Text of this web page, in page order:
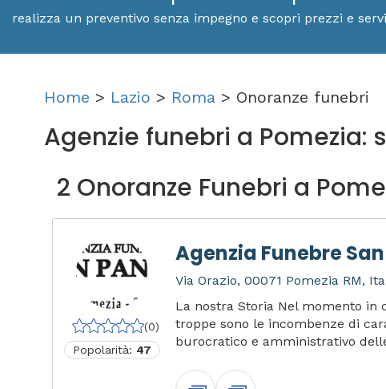
realizza un preventivo senza impegno e scopri prezzi e
Home > Lazio > Roma > Onoranze funebri
Agenzie funebri a Pomezia:
2 Onoranze Funebri a
(0)
Popolarità: 47
Agenzia Funebre
Via Orazio, 00071 Pomezia RM,
La nostra Storia Nel momento in
troppe sono le incombenze di
burocratico e amministrativo